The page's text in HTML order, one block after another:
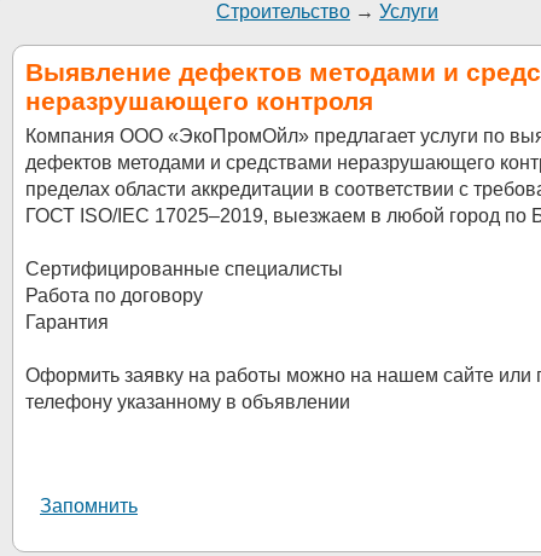
Строительство → Услуги
Выявление дефектов методами и
неразрушающего контроля
Компания ООО «ЭкоПромОйл» предлагает услуги по
дефектов методами и средствами неразрушающего
пределах области аккредитации в соответствии с
ГОСТ ISO/IEC 17025–2019, выезжаем в любой город по
Сертифицированные специалисты
Работа по договору
Гарантия
Оформить заявку на работы можно на нашем сайте или
телефону указанному в объявлении
Запомнить